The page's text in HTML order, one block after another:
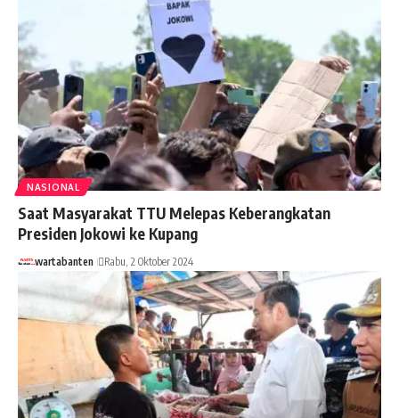
NASIONAL
Saat Masyarakat TTU Melepas Keberangkatan
Presiden Jokowi ke Kupang
wartabanten Rabu, 2 Oktober 2024